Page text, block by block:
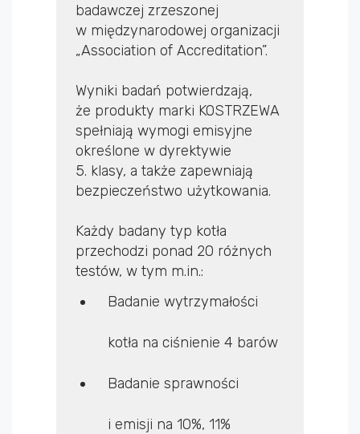
badawczej zrzeszonej
w międzynarodowej organizacji
„Association of Accreditation”.
Wyniki badań potwierdzają,
że produkty marki KOSTRZEWA
spełniają wymogi emisyjne
określone w dyrektywie
5. klasy, a także zapewniają
bezpieczeństwo użytkowania.
Każdy badany typ kotła
przechodzi ponad 20 różnych
testów, w tym m.in.:
Badanie wytrzymałości
kotła na ciśnienie 4 barów
Badanie sprawności
i emisji na 10%, 11%